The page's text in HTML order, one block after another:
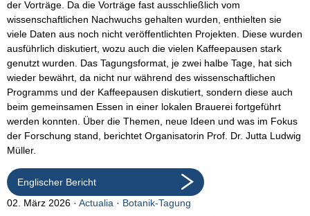
der Vorträge. Da die Vorträge fast ausschließlich vom
wissenschaftlichen Nachwuchs gehalten wurden, enthielten sie
viele Daten aus noch nicht veröffentlichten Projekten. Diese wurden
ausführlich diskutiert, wozu auch die vielen Kaffeepausen stark
genutzt wurden. Das Tagungsformat, je zwei halbe Tage, hat sich
wieder bewährt, da nicht nur während des wissenschaftlichen
Programms und der Kaffeepausen diskutiert, sondern diese auch
beim gemeinsamen Essen in einer lokalen Brauerei fortgeführt
werden konnten. Über die Themen, neue Ideen und was im Fokus
der Forschung stand, berichtet Organisatorin Prof. Dr. Jutta Ludwig
Müller.
Englischer Bericht
02. März 2026
Actualia · Botanik-Tagung